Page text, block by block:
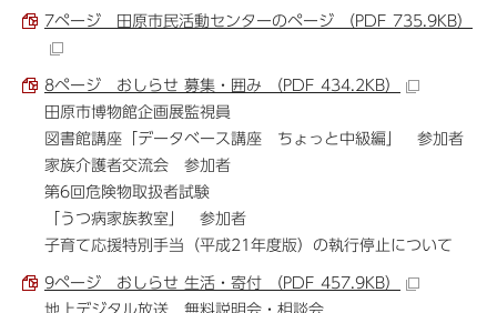
7ページ 田原市民活動センターのページ （PDF 735.9KB）
8ページ おしらせ 募集・囲み （PDF 434.2KB）
田原市博物館企画展監視員
図書館講座「データベース講座 ちょっと中級編」 参加者
家族介護者交流会 参加者
第6回危険物取扱者試験
「うつ病家族教室」 参加者
子育て応援特別手当（平成21年度版）の執行停止について
9ページ おしらせ 生活・寄付 （PDF 457.9KB）
地上デジタル放送 無料説明会・相談会